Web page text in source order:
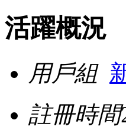
活躍概況
用戶組
註冊時間